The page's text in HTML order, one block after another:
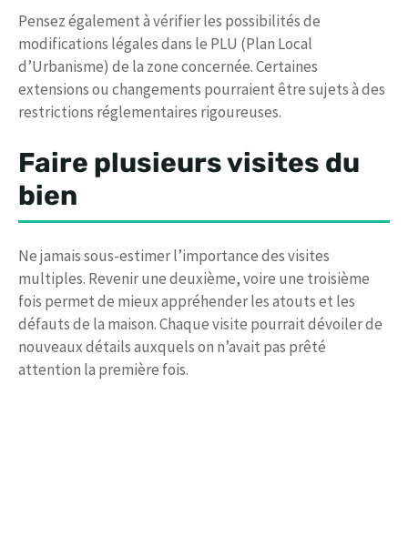
Pensez également à vérifier les possibilités de
modifications légales dans le PLU (Plan Local
d’Urbanisme) de la zone concernée. Certaines
extensions ou changements pourraient être sujets à des
restrictions réglementaires rigoureuses.
Faire plusieurs visites du
bien
Ne jamais sous-estimer l’importance des visites
multiples. Revenir une deuxième, voire une troisième
fois permet de mieux appréhender les atouts et les
défauts de la maison. Chaque visite pourrait dévoiler de
nouveaux détails auxquels on n’avait pas prêté
attention la première fois.